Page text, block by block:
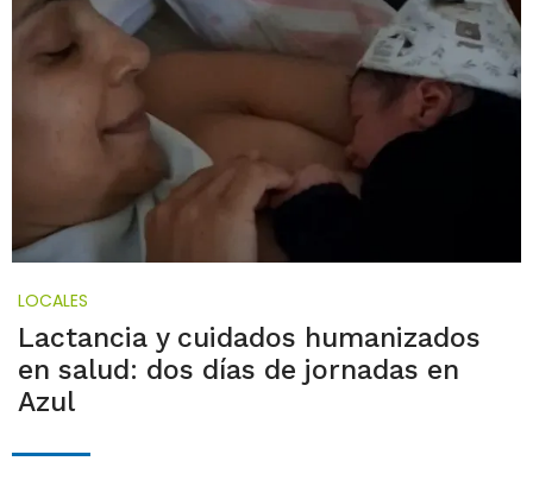
LOCALES
Lactancia y cuidados humanizados
en salud: dos días de jornadas en
Azul